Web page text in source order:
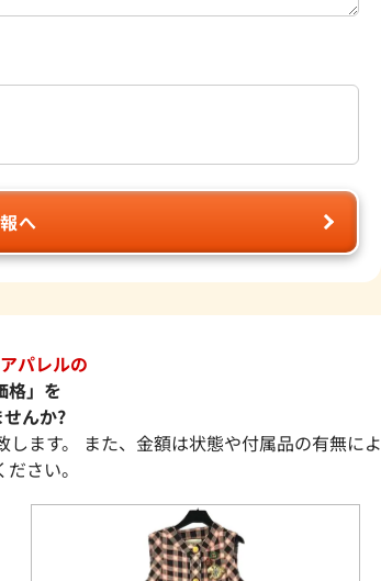
へ
パレルの
格」を
んか?
ます。 また、金額は状態や付属品の有無によ
さい。